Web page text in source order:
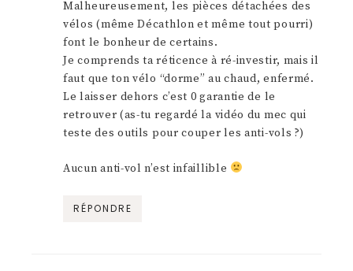
Malheureusement, les pièces détachées des
vélos (même Décathlon et même tout pourri)
font le bonheur de certains.
Je comprends ta réticence à ré-investir, mais il
faut que ton vélo “dorme” au chaud, enfermé.
Le laisser dehors c’est 0 garantie de le
retrouver (as-tu regardé la vidéo du mec qui
teste des outils pour couper les anti-vols ?)
Aucun anti-vol n’est infaillible
RÉPONDRE